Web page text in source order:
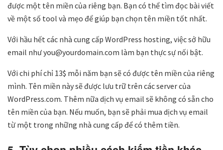
được một tên miền của riêng bạn. Bạn có thể tìm đọc bài viết
về một số tool và mẹo để giúp bạn chọn tên miền tốt nhất.
Với hầu hết các nhà cung cấp WordPress hosting, việc sở hữu
email như you@yourdomain.com làm bạn thực sự nối bật.
Với chi phí chỉ 13$ mỗi năm bạn sẽ có được tên miền của riêng
mình. Tên miền này sẽ được lưu trữ trên các server của
WordPress.com. Thêm nữa dịch vụ email sẽ không có sẵn cho
tên miền của bạn. Nếu muốn, bạn sẽ phải mua dịch vụ email
từ một trong những nhà cung cấp để có thêm tiền.